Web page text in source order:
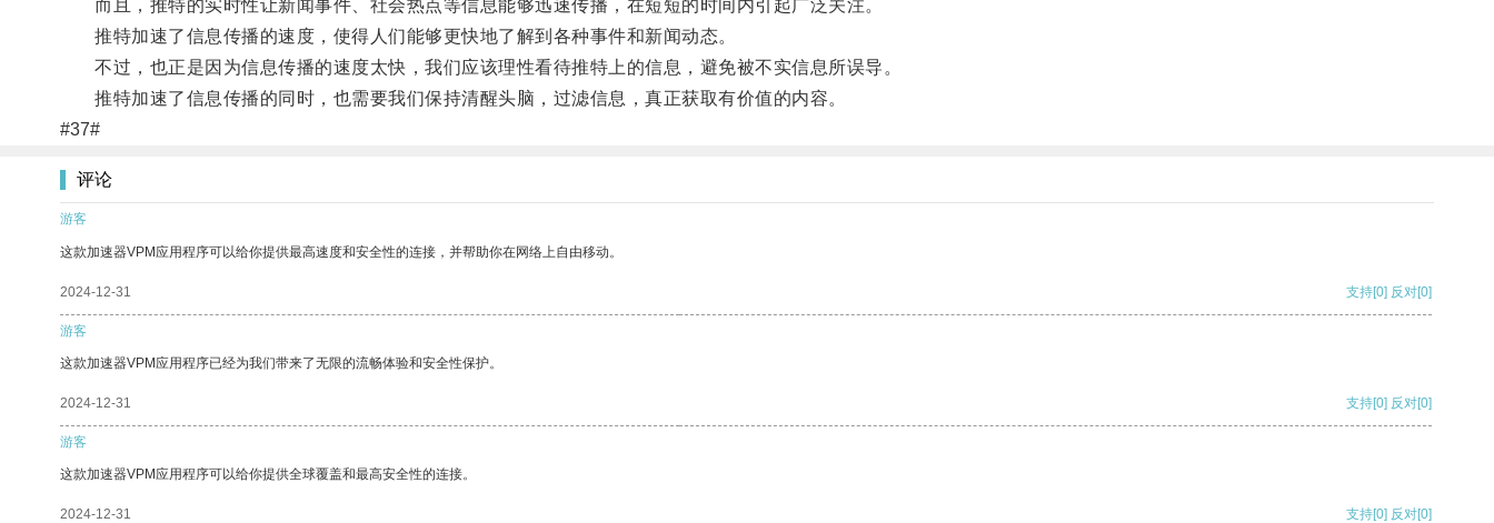
而且，推特的实时性让新闻事件、社会热点等信息能够迅速传播，在短短的时间内引起广泛关注。
推特加速了信息传播的速度，使得人们能够更快地了解到各种事件和新闻动态。
不过，也正是因为信息传播的速度太快，我们应该理性看待推特上的信息，避免被不实信息所误导。
推特加速了信息传播的同时，也需要我们保持清醒头脑，过滤信息，真正获取有价值的内容。
#37#
评论
游客
这款加速器VPM应用程序可以给你提供最高速度和安全性的连接，并帮助你在网络上自由移动。
2024-12-31 支持[0] 反对[0]
游客
这款加速器VPM应用程序已经为我们带来了无限的流畅体验和安全性保护。
2024-12-31 支持[0] 反对[0]
游客
这款加速器VPM应用程序可以给你提供全球覆盖和最高安全性的连接。
2024-12-31 支持[0] 反对[0]